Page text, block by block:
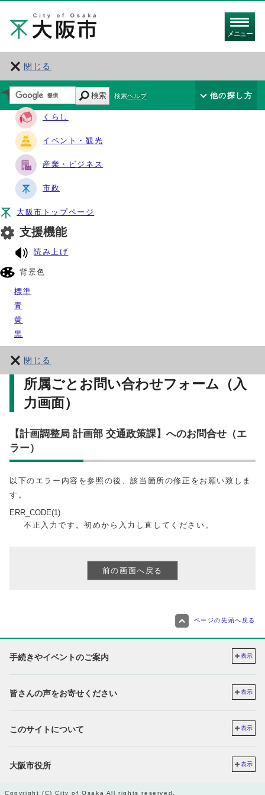
メニュー
閉じる
サイト・ナビ
くらし
イベント・観光
産業・ビジネス
市政
大阪市トップページ
支援機能
読み上げ
背景色
標準
青
黄
黒
閉じる
検索 検索ヘルプ 他の探し方
所属ごとお問い合わせフォーム（入
力画面）
【計画調整局 計画部 交通政策課】へのお問合せ（エ
ラー）
以下のエラー内容を参照の後、該当箇所の修正をお願い致しま
す。
ERR_CODE(1)
不正入力です。初めから入力し直してください。
ページの先頭へ戻る
手続きやイベントのご案内 表示
皆さんの声をお寄せください 表示
このサイトについて 表示
大阪市役所 表示
Copyright (C) City of Osaka All rights reserved.